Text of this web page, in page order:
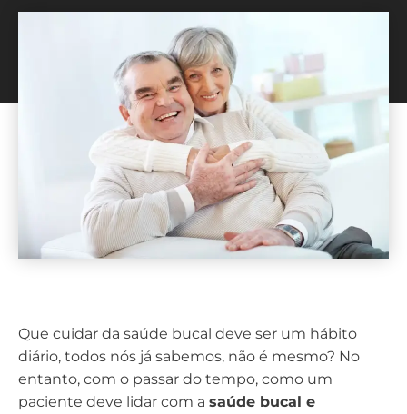
Que cuidar da saúde bucal deve ser um hábito
diário, todos nós já sabemos, não é mesmo? No
entanto, com o passar do tempo, como um
paciente deve lidar com a saúde bucal e